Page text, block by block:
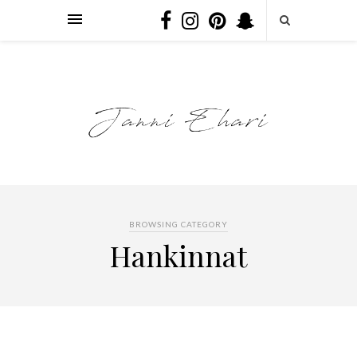
BROWSING CATEGORY
Hankinnat